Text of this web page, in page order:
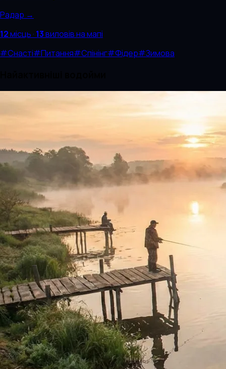
Радар →
12місць · 13виловівна мапі
#Снасті#Питання#Спінінг#Фідер#Зимова